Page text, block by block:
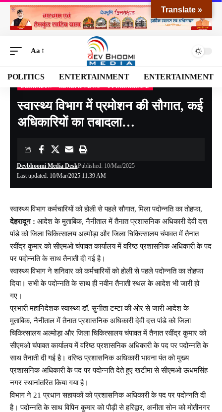
Aa
POLITICS ENTERTAINMENT ENTERTAINMENT
Devbhoomi Media>Blog> NATIONAL>UTTARAKHAND>DEHRADUN>
स्वास्थ्य विभाग में प्रमोशन की सौगात, कई
अधिकारियों का तबादला…
Last updated: 10/Mar/2025 11:39 AM
Devbhoomi Media DeskPublished: 10/Mar/2025
स्वास्थ्य विभाग कर्मचारियों को होली से पहले सौगात, मिला पदोन्नति का तोहफा,
देहरादून : आदेश के मुताबिक, नैनीताल में तैनात प्रशासनिक अधिकारी देवी दत्त
पांडे को जिला चिकित्सालय अल्मोड़ा और जिला चिकित्सालय चंपावत में तैनात
रवींद्र कुमार को सीएमओ चंपावत कार्यालय में वरिष्ठ प्रशासनिक अधिकारी के पद
पर पदोन्नति के साथ तैनाती दी गई है।
स्वास्थ्य विभाग ने शनिवार को कर्मचारियों को होली से पहले पदोन्नति का तोहफा
दिया। सभी के पदोन्नति के साथ ही नवीन तैनाती स्थल के आदेश भी जारी हो
गए।
प्रभारी महानिदेशक स्वास्थ्य डॉ. सुनीता टम्टा की ओर से जारी आदेश के
मुताबिक, नैनीताल में तैनात प्रशासनिक अधिकारी देवी दत्त पांडे को जिला
चिकित्सालय अल्मोड़ा और जिला चिकित्सालय चंपावत में तैनात रवींद्र कुमार को
सीएमओ चंपावत कार्यालय में वरिष्ठ प्रशासनिक अधिकारी के पद पर पदोन्नति के
साथ तैनाती दी गई है। वरिष्ठ प्रशासनिक अधिकारी भावना पंत को मुख्य
प्रशासनिक अधिकारी के पद पर पदोन्नति देते हुए खटीमा से सीएमओ ऊधमसिंह
नगर स्थानांतरित किया गया है।
विभाग ने 21 प्रधान सहायकों को प्रशासनिक अधिकारी के पद पर पदोन्नति दी
है। पदोन्नति के साथ विपिन कुमार को पौड़ी से हरिद्वार, अनीता सोन को मोतीनगर
Translate »